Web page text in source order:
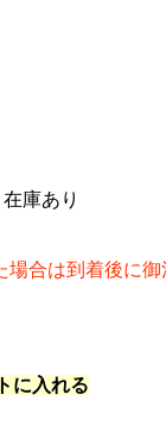
在庫あり
合は到着後に
に入れる